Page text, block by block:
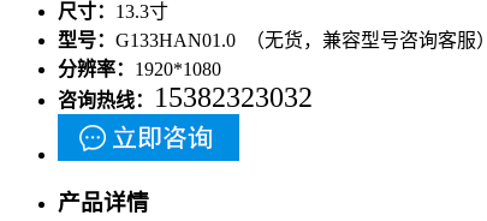
尺寸： 13.3寸
型号： G133HAN01.0 （无货，兼容型号咨询客服）
分辨率： 1920*1080
咨询热线：
15382323032
产品详情